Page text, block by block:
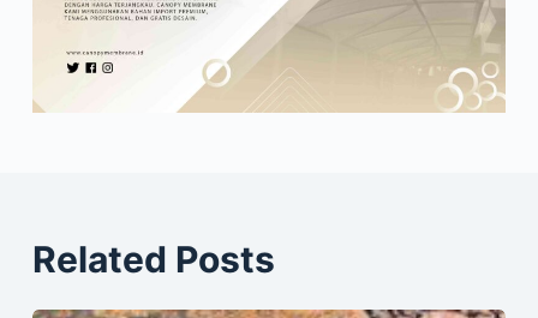
Related Posts